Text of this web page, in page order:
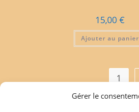
Gérer le
15,00 €
Ajouter au panier
1